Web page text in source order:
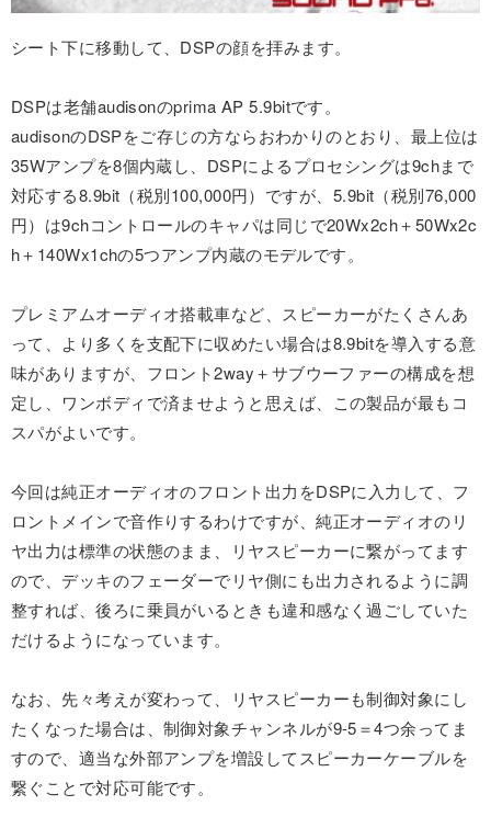
シート下に移動して、DSPの顔を拝みます。
DSPは老舗audisonのprima AP 5.9bitです。
audisonのDSPをご存じの方ならおわかりのとおり、最上位は
35Wアンプを8個内蔵し、DSPによるプロセシングは9chまで
対応する8.9bit（税別100,000円）ですが、5.9bit（税別76,000
円）は9chコントロールのキャパは同じで20Wx2ch＋50Wx2c
h＋140Wx1chの5つアンプ内蔵のモデルです。
プレミアムオーディオ搭載車など、スピーカーがたくさんあ
って、より多くを支配下に収めたい場合は8.9bitを導入する意
味がありますが、フロント2way＋サブウーファーの構成を想
定し、ワンボディで済ませようと思えば、この製品が最もコ
スパがよいです。
今回は純正オーディオのフロント出力をDSPに入力して、フ
ロントメインで音作りするわけですが、純正オーディオのリ
ヤ出力は標準の状態のまま、リヤスピーカーに繋がってます
ので、デッキのフェーダーでリヤ側にも出力されるように調
整すれば、後ろに乗員がいるときも違和感なく過ごしていた
だけるようになっています。
なお、先々考えが変わって、リヤスピーカーも制御対象にし
たくなった場合は、制御対象チャンネルが9-5＝4つ余ってま
すので、適当な外部アンプを増設してスピーカーケーブルを
繋ぐことで対応可能です。